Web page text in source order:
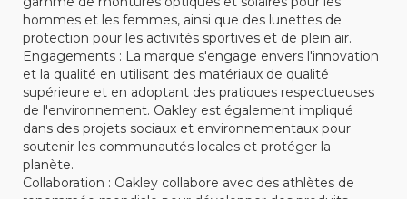
hommes et les femmes, ainsi que des lunettes de
protection pour les activités sportives et de plein air.
Engagements : La marque s'engage envers l'innovation
et la qualité en utilisant des matériaux de qualité
supérieure et en adoptant des pratiques respectueuses
de l'environnement. Oakley est également impliqué
dans des projets sociaux et environnementaux pour
soutenir les communautés locales et protéger la
planète.
Collaboration : Oakley collabore avec des athlètes de